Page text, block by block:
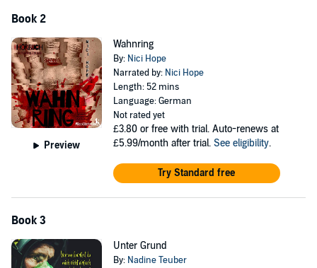
Book 2
Preview
Wahnring
By: Nici Hope
Narrated by: Nici Hope
Length: 52 mins
Language: German
Not rated yet
£3.80 or free with trial. Auto-renews at
£5.99/month after trial. See eligibility.
Try Standard free
Book 3
Unter Grund
By: Nadine Teuber